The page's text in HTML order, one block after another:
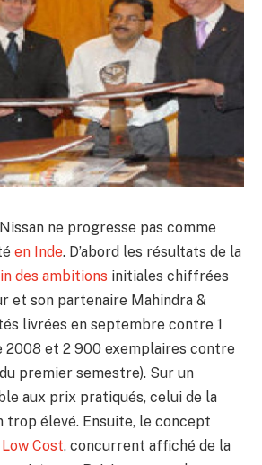
ne progresse pas comme
en Inde. D’abord les résultats de la
des ambitions initiales chiffrées
et son partenaire Mahindra &
livrées en septembre contre 1
2008 et 2 900 exemplaires contre
premier semestre). Sur un
aux prix pratiqués, celui de la
trop élevé. Ensuite, le concept
Cost, concurrent affiché de la